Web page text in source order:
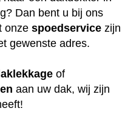
Dan bent u bij ons
onze spoedservice zijn
gewenste adres.
of
aan uw dak, wij zijn